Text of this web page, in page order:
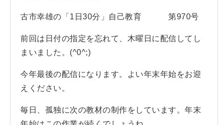
古市幸雄の「1日30分」自己教育 第970号
前回は日付の指定を忘れて、木曜日に配信してし
まいました。(^0^;)
今年最後の配信になります。よい年末年始をお迎
えください。
毎日、孤独に次の教材の制作をしています。年末